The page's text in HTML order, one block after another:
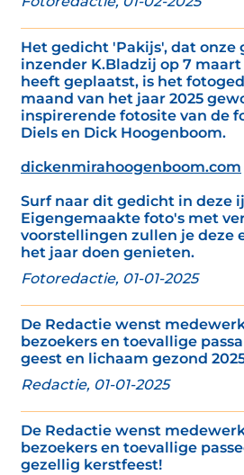
Het gedicht 'Pakijs', dat onze
inzender K.Bladzij op 7
heeft geplaatst, is het
maand van het jaar 2025
inspirerende fotosite van de
Diels en Dick Hoogenboom.
dickenmirahoogenboom.com
Surf naar dit gedicht in deze
Eigengemaakte foto's met
voorstellingen zullen je deze
het jaar doen genieten.
Fotoredactie, 01-01-2025
De Redactie wenst
bezoekers en toevallige
geest en lichaam gezond
Redactie, 01-01-2025
De Redactie wenst
bezoekers en toevallige
gezellig kerstfeest!